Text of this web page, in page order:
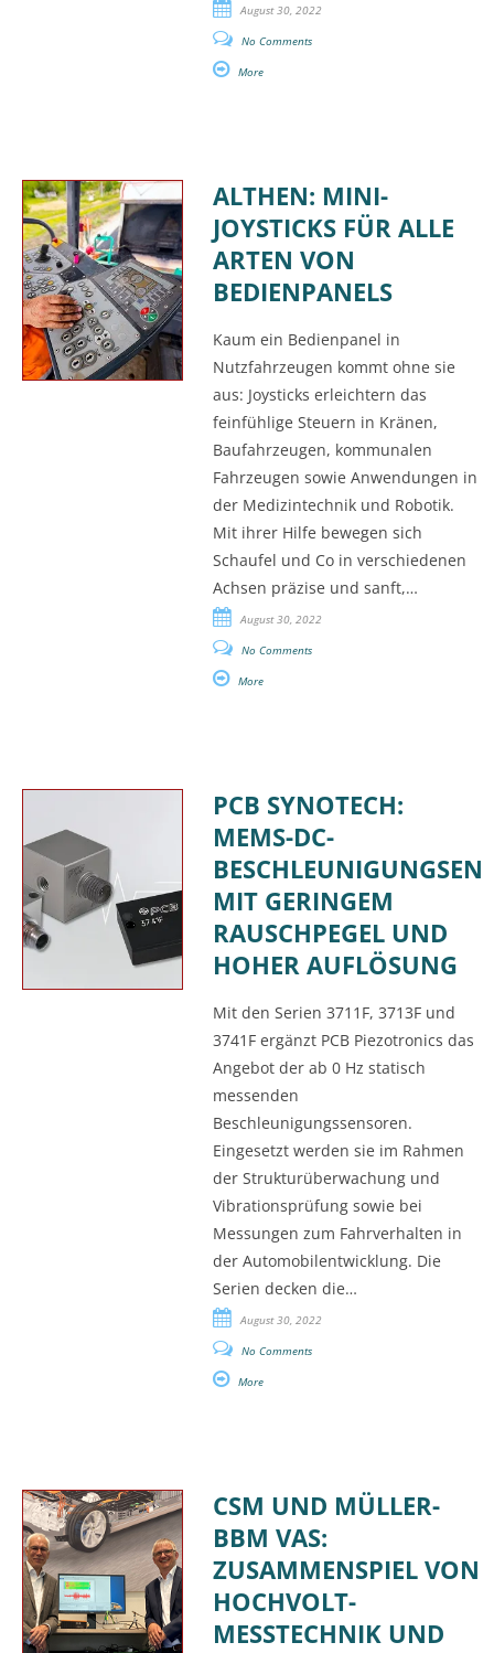
August 30, 2022
No Comments
More
ALTHEN: MINI-
JOYSTICKS FÜR ALLE
ARTEN VON
BEDIENPANELS
Kaum ein Bedienpanel in
Nutzfahrzeugen kommt ohne sie
aus: Joysticks erleichtern das
feinfühlige Steuern in Kränen,
Baufahrzeugen, kommunalen
Fahrzeugen sowie Anwendungen in
der Medizintechnik und Robotik.
Mit ihrer Hilfe bewegen sich
Schaufel und Co in verschiedenen
Achsen präzise und sanft,…
August 30, 2022
No Comments
More
PCB SYNOTECH:
MEMS-DC-
MIT GERINGEM
RAUSCHPEGEL UND
HOHER AUFLÖSUNG
Mit den Serien 3711F, 3713F und
3741F ergänzt PCB Piezotronics das
Angebot der ab 0 Hz statisch
messenden
Beschleunigungssensoren.
Eingesetzt werden sie im Rahmen
der Strukturüberwachung und
Vibrationsprüfung sowie bei
Messungen zum Fahrverhalten in
der Automobilentwicklung. Die
Serien decken die…
August 30, 2022
No Comments
More
CSM UND MÜLLER-
BBM VAS:
ZUSAMMENSPIEL VON
HOCHVOLT-
MESSTECHNIK UND